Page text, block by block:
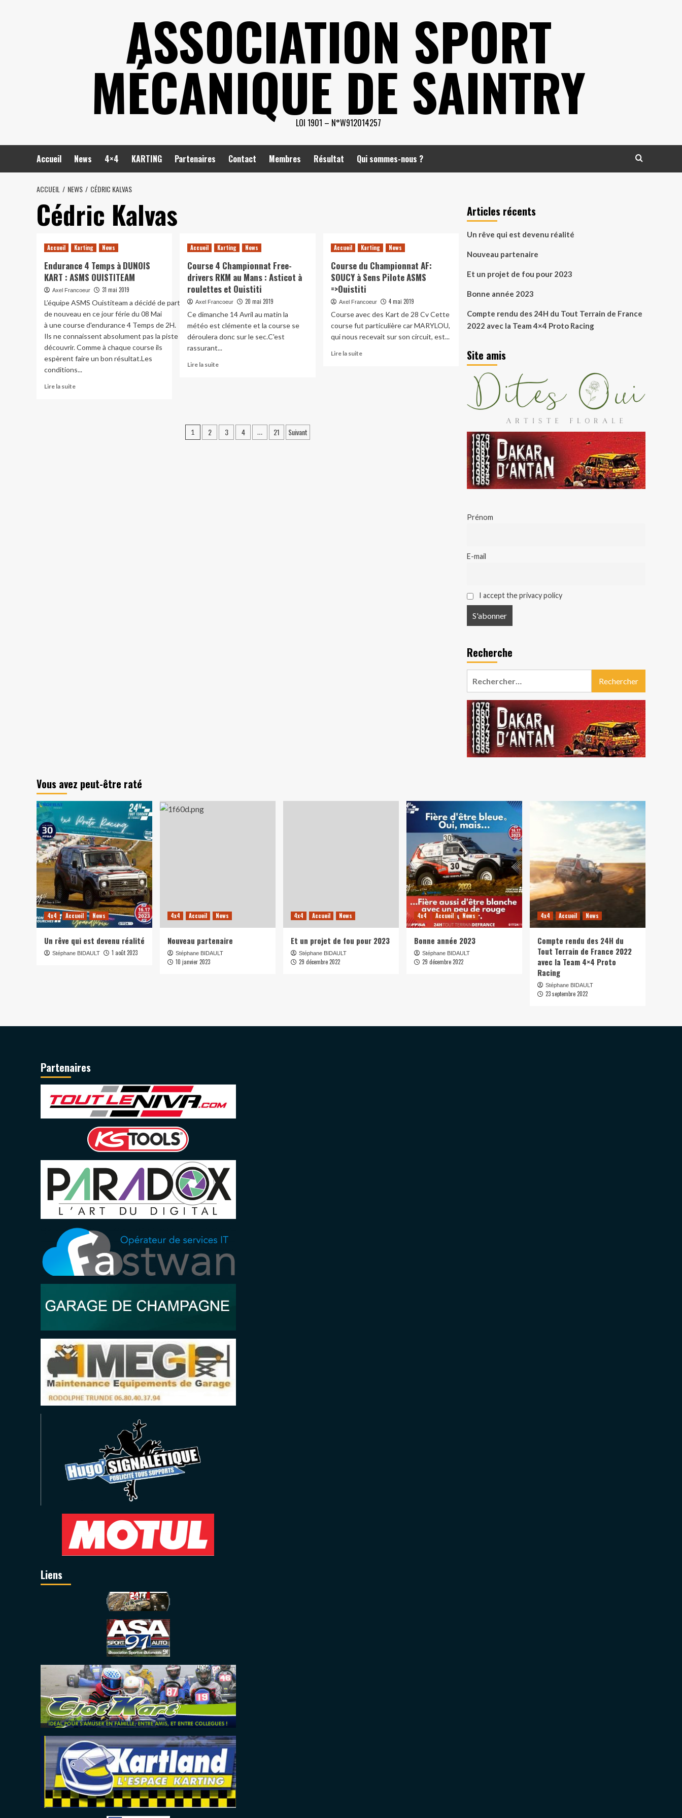
ASSOCIATION SPORT
MÉCANIQUE DE SAINTRY
LOI 1901 – N°W912014257
Accueil News 4×4 KARTING Partenaires Contact Membres Résultat Qui sommes-nous ?
ACCUEIL NEWS CÉDRIC KALVAS
Cédric Kalvas
Accueil Karting News
Endurance 4 Temps à DUNOIS
KART : ASMS OUISTITEAM
Axel Francoeur 31 mai 2019
L’équipe ASMS Ouistiteam a décidé de participer
de nouveau en ce jour férie du 08 Mai
à une course d'endurance 4 Temps de 2H.
Ils ne connaissent absolument pas la piste et ils sont très motivé pour la
découvrir. Comme à chaque course ils
espèrent faire un bon résultat.Les
conditions...
Lire la suiteEn
Accueil Karting News
Course 4 Championnat Free-
drivers RKM au Mans : Asticot à
roulettes et Ouistiti
Axel Francoeur 20 mai 2019
Ce dimanche 14 Avril au matin la
météo est clémente et la course se
déroulera donc sur le sec.C'est
rassurant...
Lire la suiteEn
Free-
drivers
Accueil Karting News
Course du Championnat AF:
SOUCY à Sens Pilote ASMS
=>Ouistiti
Axel Francoeur 4 mai 2019
Course avec des Kart de 28 Cv Cette
course fut particulière car MARYLOU,
qui nous recevait sur son circuit, est...
Lire la suiteEn
Pagination
1 2 3 4 … 21 Suivant
Articles récents
Un rêve qui est devenu réalité
Nouveau partenaire
Et un projet de fou pour 2023
Bonne année 2023
Compte rendu des 24H du Tout Terrain de France
2022 avec la Team 4×4 Proto Racing
Site amis
Prénom
E-mail
I accept the privacy policy
Recherche
Vous avez peut-être raté
4x4 Accueil News
Un rêve qui est devenu réalité
Stéphane BIDAULT 1 août 2023
4x4 Accueil News
Nouveau partenaire
Stéphane BIDAULT
10 janvier 2023
4x4 Accueil News
Et un projet de fou pour 2023
Stéphane BIDAULT
29 décembre 2022
4x4 Accueil News
Bonne année 2023
Stéphane BIDAULT
29 décembre 2022
4x4 Accueil News
Compte rendu des 24H du
Tout Terrain de France 2022
avec la Team 4×4 Proto
Racing
Stéphane BIDAULT
23 septembre 2022
Partenaires
Liens